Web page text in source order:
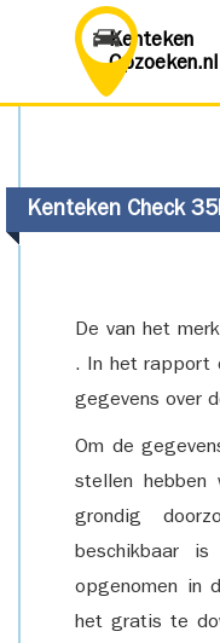
Kenteken
Opzoeken.nl
Kenteken Check
De van het
. In het rapport
gegevens over
Om de
stellen hebben
grondig
beschikbaar
opgenomen in
het gratis te